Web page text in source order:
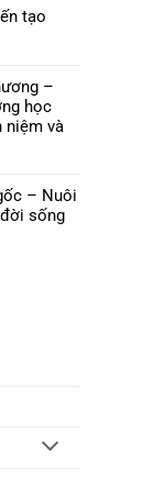
tạo
–
học
niệm và
– Nuôi
sống